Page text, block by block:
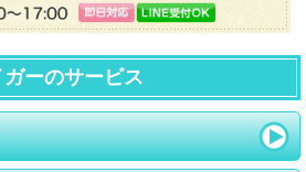
ーのサービス